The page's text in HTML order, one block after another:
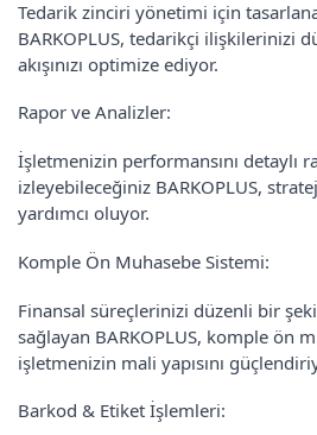
Tedarik zinciri yönetimi için
BARKOPLUS, tedarikçi ilişkilerinizi
akışınızı optimize ediyor.
Rapor ve Analizler:
İşletmenizin performansını detaylı
izleyebileceğiniz BARKOPLUS,
yardımcı oluyor.
Komple Ön Muhasebe Sistemi:
Finansal süreçlerinizi düzenli bir
sağlayan BARKOPLUS, komple ön
işletmenizin mali yapısını
Barkod & Etiket İşlemleri: